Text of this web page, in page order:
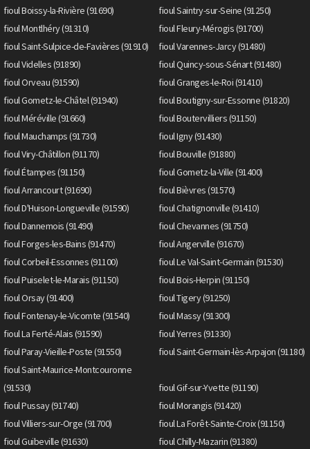
fioul Boissy-la-Rivière (91690)
fioul Saintry-sur-Seine (91250)
fioul Montlhéry (91310)
fioul Fleury-Mérogis (91700)
fioul Saint-Sulpice-de-Favières (91910)
fioul Varennes-Jarcy (91480)
fioul Videlles (91890)
fioul Quincy-sous-Sénart (91480)
fioul Orveau (91590)
fioul Granges-le-Roi (91410)
fioul Gometz-le-Châtel (91940)
fioul Boutigny-sur-Essonne (91820)
fioul Méréville (91660)
fioul Boutervilliers (91150)
fioul Mauchamps (91730)
fioul Igny (91430)
fioul Viry-Châtillon (91170)
fioul Bouville (91880)
fioul Étampes (91150)
fioul Gometz-la-Ville (91400)
fioul Arrancourt (91690)
fioul Bièvres (91570)
fioul D'Huison-Longueville (91590)
fioul Chatignonville (91410)
fioul Dannemois (91490)
fioul Chevannes (91750)
fioul Forges-les-Bains (91470)
fioul Angerville (91670)
fioul Corbeil-Essonnes (91100)
fioul Le Val-Saint-Germain (91530)
fioul Puiselet-le-Marais (91150)
fioul Bois-Herpin (91150)
fioul Orsay (91400)
fioul Tigery (91250)
fioul Fontenay-le-Vicomte (91540)
fioul Massy (91300)
fioul La Ferté-Alais (91590)
fioul Yerres (91330)
fioul Paray-Vieille-Poste (91550)
fioul Saint-Germain-lès-Arpajon (91180)
fioul Saint-Maurice-Montcouronne
(91530)
fioul Gif-sur-Yvette (91190)
fioul Pussay (91740)
fioul Morangis (91420)
fioul Villiers-sur-Orge (91700)
fioul La Forêt-Sainte-Croix (91150)
fioul Guibeville (91630)
fioul Chilly-Mazarin (91380)